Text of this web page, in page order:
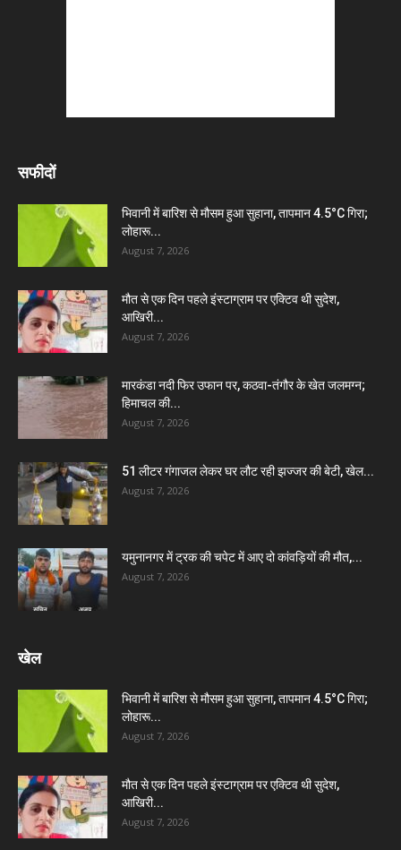
सफीदों
भिवानी में बारिश से मौसम हुआ सुहाना, तापमान 4.5°C गिरा;
लोहारू...
August 7, 2026
मौत से एक दिन पहले इंस्टाग्राम पर एक्टिव थी सुदेश,
आखिरी...
August 7, 2026
मारकंडा नदी फिर उफान पर, कठवा-तंगौर के खेत जलमग्न;
हिमाचल की...
August 7, 2026
51 लीटर गंगाजल लेकर घर लौट रही झज्जर की बेटी, खेल...
August 7, 2026
यमुनानगर में ट्रक की चपेट में आए दो कांवड़ियों की मौत,...
August 7, 2026
खेल
भिवानी में बारिश से मौसम हुआ सुहाना, तापमान 4.5°C गिरा;
लोहारू...
August 7, 2026
मौत से एक दिन पहले इंस्टाग्राम पर एक्टिव थी सुदेश,
आखिरी...
August 7, 2026